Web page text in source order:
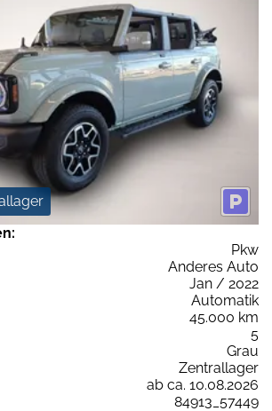
Pkw
Anderes Auto
Jan / 2022
Automatik
45.000 km
5
Grau
Zentrallager
ab ca. 10.08.2026
84913_57449